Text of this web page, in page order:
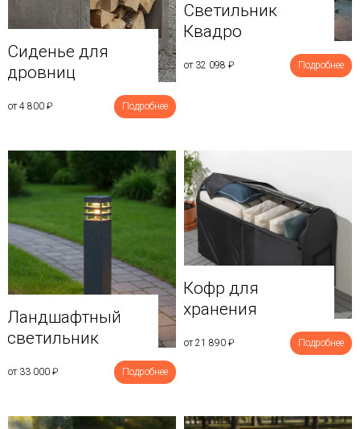
Сиденье для
дровниц
от 4 800 ₽ Подробнее
Светильник
Квадро
от 32 098 ₽ Подробнее
Ландшафтный
светильник
от 33 000 ₽ Подробнее
Кофр для
хранения
от 21 890 ₽ Подробнее